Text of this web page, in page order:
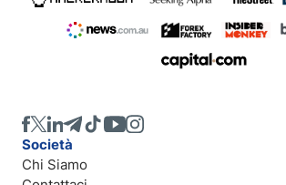
Società
Chi Siamo